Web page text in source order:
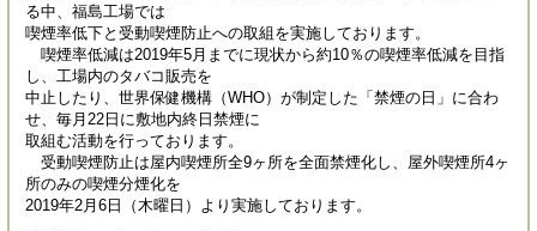
る中、福島工場では
喫煙率低下と受動喫煙防止への取組を実施しております。
喫煙率低減は2019年5月までに現状から約10％の喫煙率低減を目指
し、工場内のタバコ販売を
中止したり、世界保健機構（WHO）が制定した「禁煙の日」に合わ
せ、毎月22日に敷地内終日禁煙に
取組む活動を行っております。
受動喫煙防止は屋内喫煙所全9ヶ所を全面禁煙化し、屋外喫煙所4ヶ
所のみの喫煙分煙化を
2019年2月6日（木曜日）より実施しております。